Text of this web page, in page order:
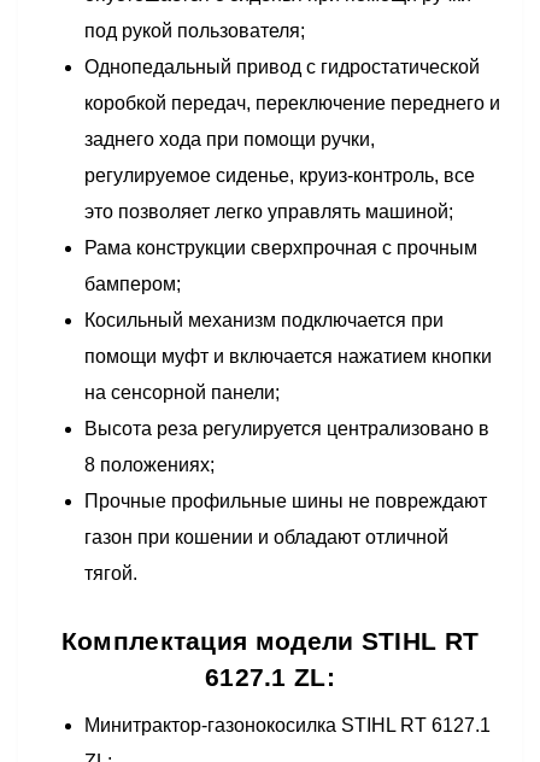
под рукой пользователя;
Однопедальный привод с гидростатической
коробкой передач, переключение переднего и
заднего хода при помощи ручки,
регулируемое сиденье, круиз-контроль, все
это позволяет легко управлять машиной;
Рама конструкции сверхпрочная с прочным
бампером;
Косильный механизм подключается при
помощи муфт и включается нажатием кнопки
на сенсорной панели;
Высота реза регулируется централизовано в
8 положениях;
Прочные профильные шины не повреждают
газон при кошении и обладают отличной
тягой.
Комплектация модели STIHL RT
6127.1 ZL:
Минитрактор-газонокосилка STIHL RT 6127.1